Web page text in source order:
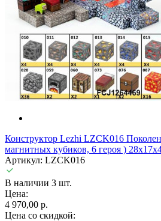
Конструктор Lezhi LZCK016
магнитных кубиков, 6 героя )
Артикул: LZCK016
В наличии 3 шт.
Цена:
4 970,00 р.
Цена со скидкой: